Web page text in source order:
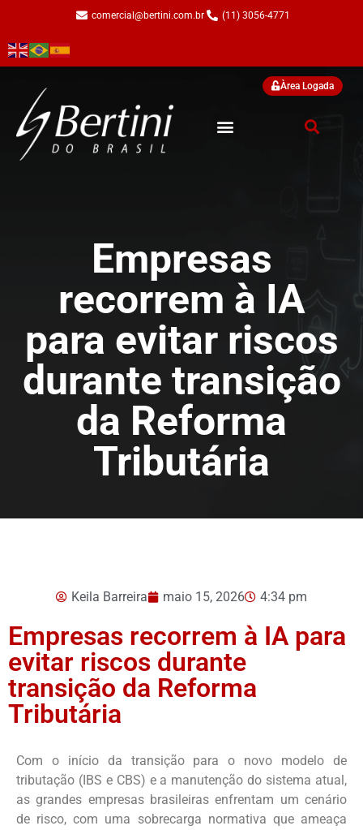
comercial@bertini.com.br (11) 3056-4771
Àrea Logada
Empresas
recorrem à IA
para evitar riscos
durante transição
da Reforma
Tributária
Keila Barreira maio 15, 2026 4:34 pm
Empresas recorrem à IA para
evitar riscos durante
transição da Reforma
Tributária
Com o início da transição para o novo modelo de
tributação (IBS e CBS) e a manutenção do sistema atual,
as grandes empresas brasileiras enfrentam um cenário
de risco, com uma sobrecarga normativa que ameaça